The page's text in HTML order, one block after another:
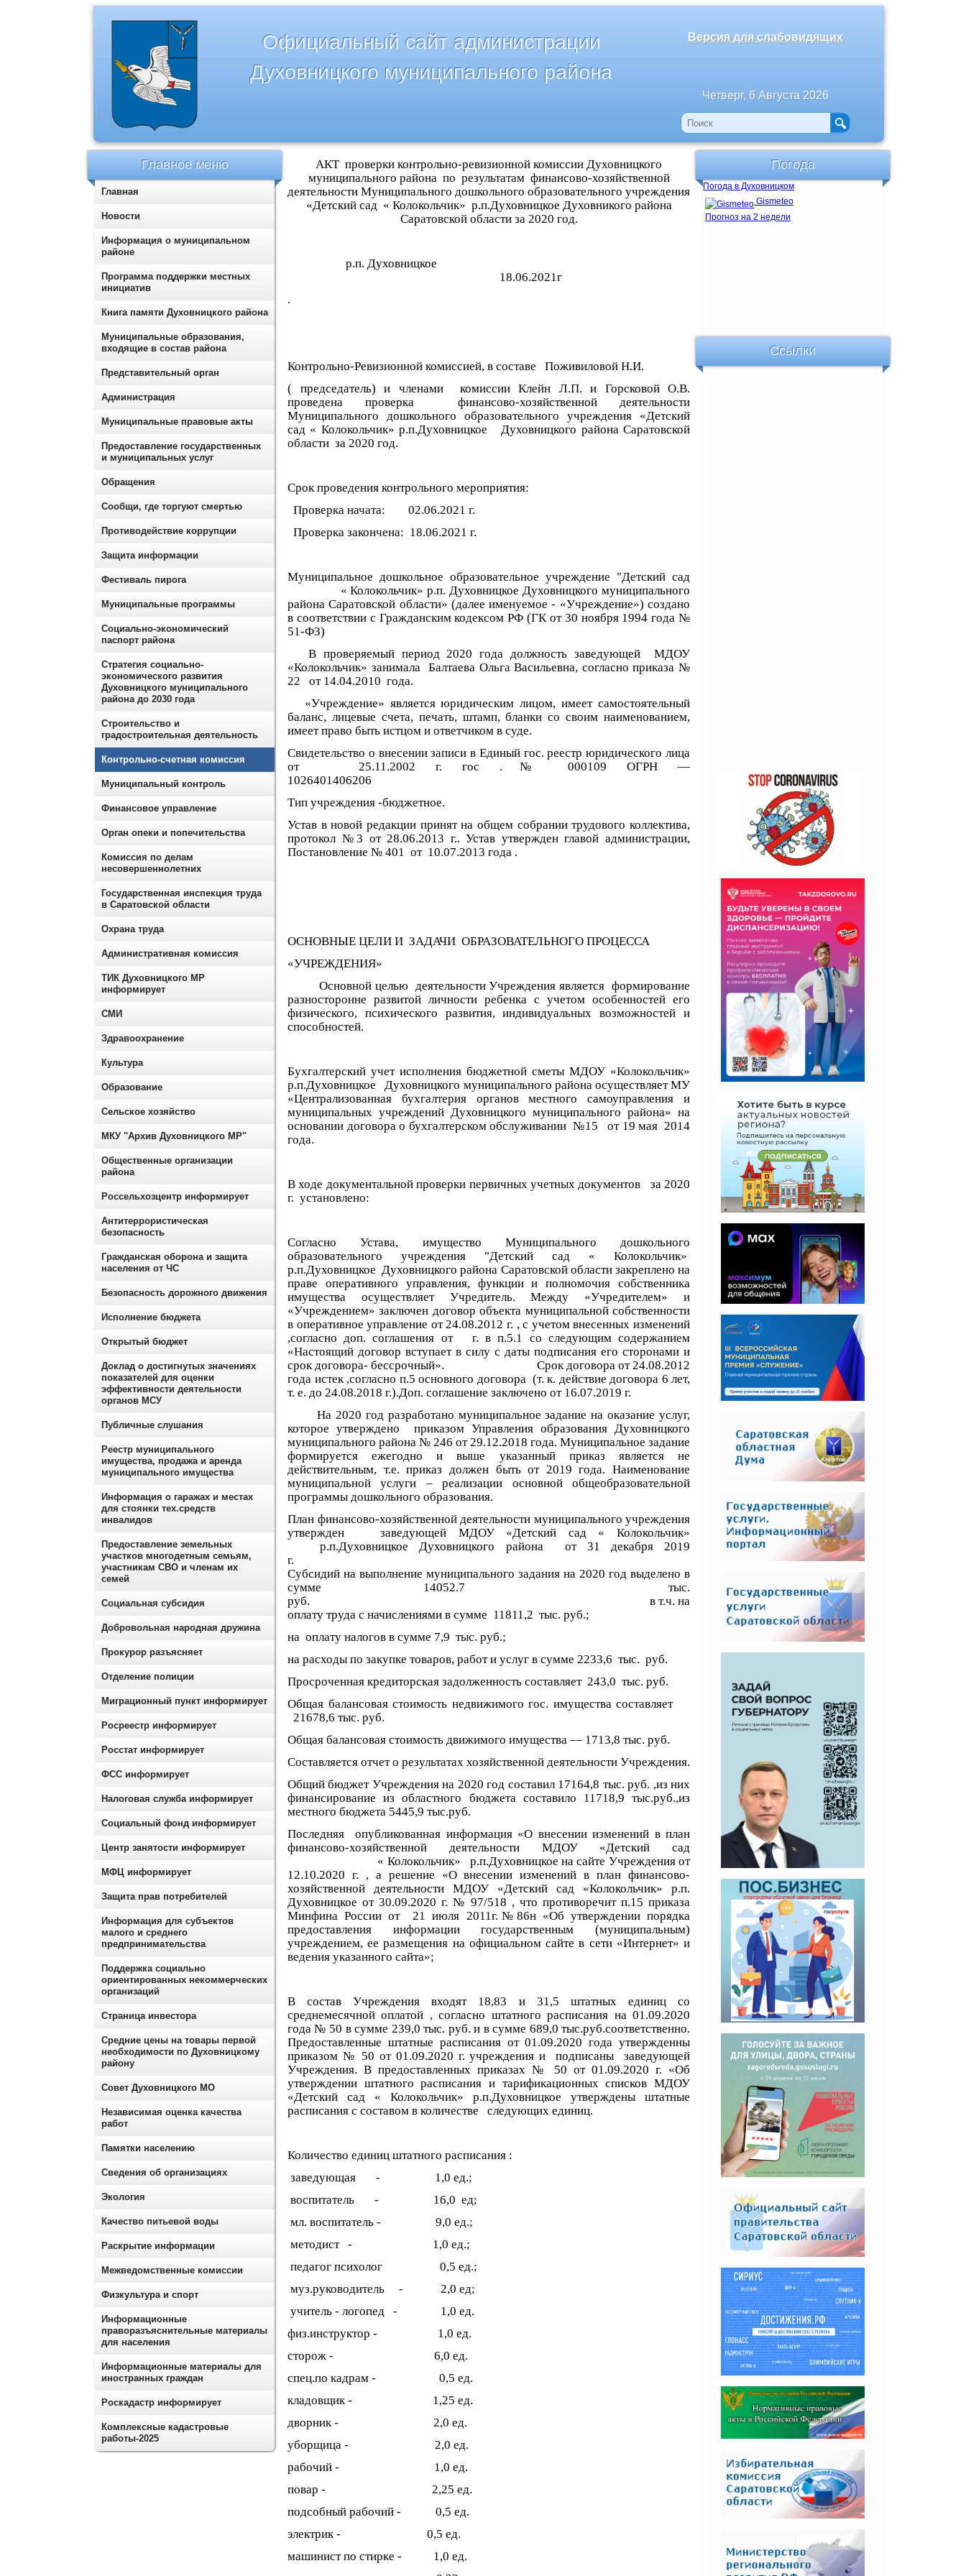
Официальный сайт администрации
Духовницкого муниципального района
Версия для слабовидящих
Четверг, 6 Августа 2026
АКТ проверки контрольно-ревизионной комиссии Духовницкого
муниципального района по результатам финансово-хозяйственной
деятельности Муниципального дошкольного образовательного учреждения
«Детский сад « Колокольчик» р.п.Духовницкое Духовникого района
Саратовской области за 2020 год.
р.п. Духовницкое
18.06.2021г
.
Контрольно-Ревизионной комиссией, в составе Поживиловой Н.И.
( председатель) и членами комиссии Клейн Л.П. и Горсковой О.В.
проведена проверка финансово-хозяйственной деятельности
Муниципального дошкольного образовательного учреждения «Детский
сад « Колокольчик» р.п.Духовницкое Духовницкого района Саратовской
области за 2020 год.
Срок проведения контрольного мероприятия:
Проверка начата: 02.06.2021 г.
Проверка закончена: 18.06.2021 г.
Муниципальное дошкольное образовательное учреждение "Детский сад
« Колокольчик» р.п. Духовницкое Духовницкого муниципального
района Саратовской области» (далее именуемое - «Учреждение») создано
в соответствии с Гражданским кодексом РФ (ГК от 30 ноября 1994 года №
51-ФЗ)
В проверяемый период 2020 года должность заведующей МДОУ
«Колокольчик» занимала Балтаева Ольга Васильевна, согласно приказа №
22 от 14.04.2010 года.
«Учреждение» является юридическим лицом, имеет самостоятельный
баланс, лицевые счета, печать, штамп, бланки со своим наименованием,
имеет право быть истцом и ответчиком в суде.
Свидетельство о внесении записи в Единый гос. реестр юридического лица
от 25.11.2002 г. гос .№ 000109 ОГРН —
1026401406206
Тип учреждения -бюджетное.
Устав в новой редакции принят на общем собрании трудового коллектива,
протокол №3 от 28.06.2013 г.. Устав утвержден главой администрации,
Постановление № 401 от 10.07.2013 года .
ОСНОВНЫЕ ЦЕЛИ И ЗАДАЧИ ОБРАЗОВАТЕЛЬНОГО ПРОЦЕССА
«УЧРЕЖДЕНИЯ»
Основной целью деятельности Учреждения является формирование
разносторонне развитой личности ребенка с учетом особенностей его
физического, психического развития, индивидуальных возможностей и
способностей.
Бухгалтерский учет исполнения бюджетной сметы МДОУ «Колокольчик»
р.п.Духовницкое Духовницкого муниципального района осуществляет МУ
«Централизованная бухгалтерия органов местного самоуправления и
муниципальных учреждений Духовницкого муниципального района» на
основании договора о бухгалтерском обслуживании №15 от 19 мая 2014
года.
В ходе документальной проверки первичных учетных документов за 2020
г. установлено:
Согласно Устава, имущество Муниципального дошкольного
образовательного учреждения "Детский сад « Колокольчик»
р.п.Духовницкое Духовницкого района Саратовской области закреплено на
праве оперативного управления, функции и полномочия собственника
имущества осуществляет Учредитель. Между «Учредителем» и
«Учреждением» заключен договор объекта муниципальной собственности
в оперативное управление от 24.08.2012 г. , с учетом внесенных изменений
,согласно доп. соглашения от г. в п.5.1 со следующим содержанием
«Настоящий договор вступает в силу с даты подписания его сторонами и
срок договора- бессрочный». Срок договора от 24.08.2012
года истек ,согласно п.5 основного договора (т. к. действие договора 6 лет,
т. е. до 24.08.2018 г.).Доп. соглашение заключено от 16.07.2019 г.
На 2020 год разработано муниципальное задание на оказание услуг,
которое утверждено приказом Управления образования Духовницкого
муниципального района № 246 от 29.12.2018 года. Муниципальное задание
формируется ежегодно и выше указанный приказ является не
действительным, т.е. приказ должен быть от 2019 года. Наименование
муниципальной услуги – реализации основной общеобразовательной
программы дошкольного образования.
План финансово-хозяйственной деятельности муниципального учреждения
утвержден заведующей МДОУ «Детский сад « Колокольчик»
р.п.Духовницкое Духовницкого района от 31 декабря 2019
г.
Субсидий на выполнение муниципального задания на 2020 год выделено в
сумме 14052.7 тыс.
руб. в т.ч. на
оплату труда с начислениями в сумме 11811,2 тыс. руб.;
на оплату налогов в сумме 7,9 тыс. руб.;
на расходы по закупке товаров, работ и услуг в сумме 2233,6 тыс. руб.
Просроченная кредиторская задолженность составляет 243,0 тыс. руб.
Общая балансовая стоимость недвижимого гос. имущества составляет
21678,6 тыс. руб.
Общая балансовая стоимость движимого имущества — 1713,8 тыс. руб.
Составляется отчет о результатах хозяйственной деятельности Учреждения.
Общий бюджет Учреждения на 2020 год составил 17164,8 тыс. руб. ,из них
финансирование из областного бюджета составило 11718,9 тыс.руб.,из
местного бюджета 5445,9 тыс.руб.
Последняя опубликованная информация «О внесении изменений в план
финансово-хозяйственной деятельности МДОУ «Детский сад
« Колокольчик» р.п.Духовницкое на сайте Учреждения от
12.10.2020 г. , а решение «О внесении изменений в план финансово-
хозяйственной деятельности МДОУ «Детский сад «Колокольчик» р.п.
Духовницкое от 30.09.2020 г. № 97/518 , что противоречит п.15 приказа
Минфина России от 21 июля 2011г.№86н «Об утверждении порядка
предоставления информации государственным (муниципальным)
учреждением, ее размещения на официальном сайте в сети «Интернет» и
ведения указанного сайта»;
В состав Учреждения входят 18,83 и 31,5 штатных единиц со
среднемесячной оплатой , согласно штатного расписания на 01.09.2020
года № 50 в сумме 239,0 тыс. руб. и в сумме 689,0 тыс.руб.соответственно.
Предоставленные штатные расписания от 01.09.2020 года утвержденны
приказом № 50 от 01.09.2020 г. учреждения и подписаны заведующей
Учреждения. В предоставленных приказах № 50 от 01.09.2020 г. «Об
утверждении штатного расписания и тарификационных списков МДОУ
«Детский сад « Колокольчик» р.п.Духовницкое утверждены штатные
расписания с составом в количестве следующих единиц.
Количество единиц штатного расписания :
заведующая - 1,0 ед.;
воспитатель - 16,0 ед;
мл. воспитатель - 9,0 ед.;
методист - 1,0 ед.;
педагог психолог 0,5 ед.;
муз.руководитель - 2,0 ед;
учитель - логопед - 1,0 ед.
физ.инструктор - 1,0 ед.
сторож - 6,0 ед.
спец.по кадрам - 0,5 ед.
кладовщик - 1,25 ед.
дворник - 2,0 ед.
уборщица - 2,0 ед.
рабочий - 1,0 ед.
повар - 2,25 ед.
подсобный рабочий - 0,5 ед.
электрик - 0,5 ед.
машинист по стирке - 1,0 ед.
Главное меню
Главная
Новости
Информация о муниципальном
районе
Программа поддержки местных
инициатив
Книга памяти Духовницкого района
Муниципальные образования,
входящие в состав района
Представительный орган
Администрация
Муниципальные правовые акты
Предоставление государственных
и муниципальных услуг
Обращения
Сообщи, где торгуют смертью
Противодействие коррупции
Защита информации
Фестиваль пирога
Муниципальные программы
Социально-экономический
паспорт района
Стратегия социально-
экономического развития
Духовницкого муниципального
района до 2030 года
Строительство и
градостроительная деятельность
Контрольно-счетная комиссия
Муниципальный контроль
Финансовое управление
Орган опеки и попечительства
Комиссия по делам
несовершеннолетних
Государственная инспекция труда
в Саратовской области
Охрана труда
Административная комиссия
ТИК Духовницкого МР
информирует
СМИ
Здравоохранение
Культура
Образование
Сельское хозяйство
МКУ "Архив Духовницкого МР"
Общественные организации
района
Россельхозцентр информирует
Антитеррористическая
безопасность
Гражданская оборона и защита
населения от ЧС
Безопасность дорожного движения
Исполнение бюджета
Открытый бюджет
Доклад о достигнутых значениях
показателей для оценки
эффективности деятельности
органов МСУ
Публичные слушания
Реестр муниципального
имущества, продажа и аренда
муниципального имущества
Информация о гаражах и местах
для стоянки тех.средств
инвалидов
Предоставление земельных
участков многодетным семьям,
участникам СВО и членам их
семей
Социальная субсидия
Добровольная народная дружина
Прокурор разъясняет
Отделение полиции
Миграционный пункт информирует
Росреестр информирует
Росстат информирует
ФСС информирует
Налоговая служба информирует
Социальный фонд информирует
Центр занятости информирует
МФЦ информирует
Защита прав потребителей
Информация для субъектов
малого и среднего
предпринимательства
Поддержка социально
ориентированных некоммерческих
организаций
Страница инвестора
Средние цены на товары первой
необходимости по Духовницкому
району
Совет Духовницкого МО
Независимая оценка качества
работ
Памятки населению
Сведения об организациях
Экология
Качество питьевой воды
Раскрытие информации
Межведомственные комиссии
Физкультура и спорт
Информационные
праворазъяснительные материалы
для населения
Информационные материалы для
иностранных граждан
Роскадастр информирует
Комплексные кадастровые
работы-2025
Погода
Погода в Духовницком
Gismeteo
Прогноз на 2 недели
Ссылки